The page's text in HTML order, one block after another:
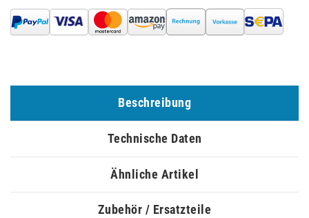
Beschreibung
Technische Daten
Ähnliche Artikel
Zubehör / Ersatzteile